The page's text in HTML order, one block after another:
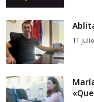
11